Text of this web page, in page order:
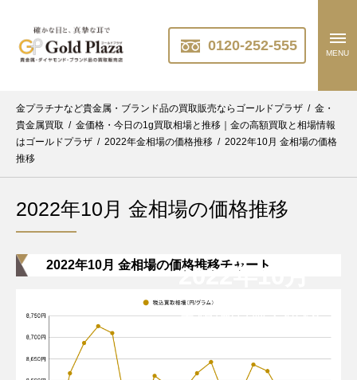
0120-252-555 MENU
金プラチナなど貴金属・ブランド品の買取販売ならゴールドプラザ / 金・
貴金属買取 / 金価格・今日の1g買取相場と推移｜金の高額買取と相場情報
はゴールドプラザ / 2022年金相場の価格推移 / 2022年10月 金相場の価格
推移
2022年10月 金相場の価格推移
2022年10月
金相場の過去推移
2022年10月 金相場の価格推移チャート